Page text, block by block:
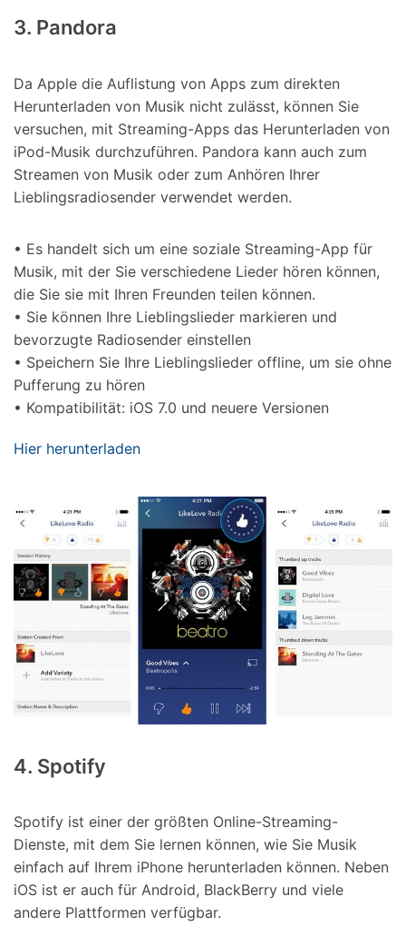
3. Pandora
Da Apple die Auflistung von Apps zum direkten
Herunterladen von Musik nicht zulässt, können Sie
versuchen, mit Streaming-Apps das Herunterladen von
iPod-Musik durchzuführen. Pandora kann auch zum
Streamen von Musik oder zum Anhören Ihrer
Lieblingsradiosender verwendet werden.
• Es handelt sich um eine soziale Streaming-App für
Musik, mit der Sie verschiedene Lieder hören können,
die Sie sie mit Ihren Freunden teilen können.
• Sie können Ihre Lieblingslieder markieren und
bevorzugte Radiosender einstellen
• Speichern Sie Ihre Lieblingslieder offline, um sie ohne
Pufferung zu hören
• Kompatibilität: iOS 7.0 und neuere Versionen
Hier herunterladen
4. Spotify
Spotify ist einer der größten Online-Streaming-
Dienste, mit dem Sie lernen können, wie Sie Musik
einfach auf Ihrem iPhone herunterladen können. Neben
iOS ist er auch für Android, BlackBerry und viele
andere Plattformen verfügbar.